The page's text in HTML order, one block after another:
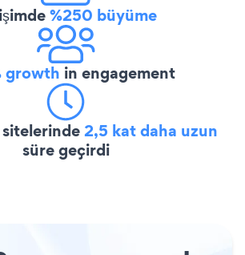
%250 büyüme
growth in engagement
2,5 kat daha uzun
süre geçirdi